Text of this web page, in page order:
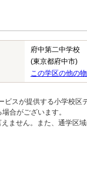
府中第二中学校
(東京都府中市)
この学区の他の
ビスが提供する小学校区
合がございます。
ません。また、通学区